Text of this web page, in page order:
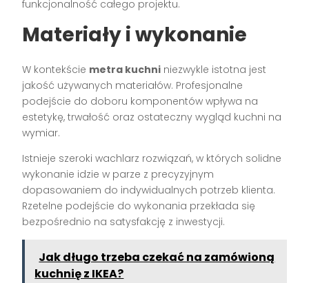
funkcjonalność całego projektu.
Materiały i wykonanie
W kontekście metra kuchni niezwykle istotna jest
jakość używanych materiałów. Profesjonalne
podejście do doboru komponentów wpływa na
estetykę, trwałość oraz ostateczny wygląd kuchni na
wymiar.
Istnieje szeroki wachlarz rozwiązań, w których solidne
wykonanie idzie w parze z precyzyjnym
dopasowaniem do indywidualnych potrzeb klienta.
Rzetelne podejście do wykonania przekłada się
bezpośrednio na satysfakcję z inwestycji.
Jak długo trzeba czekać na zamówioną
kuchnię z IKEA?